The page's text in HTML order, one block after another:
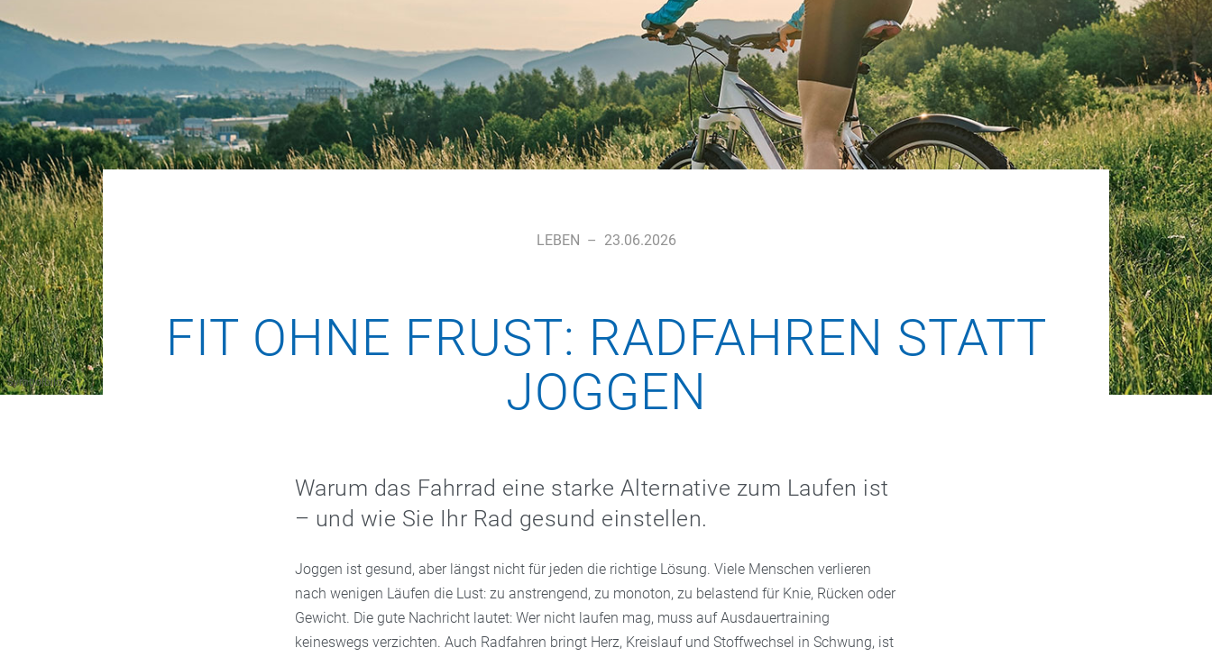
Symbolbild
LEBEN – 23.06.2026
FIT OHNE FRUST: RADFAHREN STATT
JOGGEN
Warum das Fahrrad eine starke Alternative zum Laufen ist
– und wie Sie Ihr Rad gesund einstellen.
Joggen ist gesund, aber längst nicht für jeden die richtige Lösung. Viele Menschen verlieren
nach wenigen Läufen die Lust: zu anstrengend, zu monoton, zu belastend für Knie, Rücken oder
Gewicht. Die gute Nachricht lautet: Wer nicht laufen mag, muss auf Ausdauertraining
keineswegs verzichten. Auch Radfahren bringt Herz, Kreislauf und Stoffwechsel in Schwung, ist